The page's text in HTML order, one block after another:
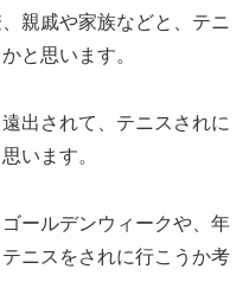
親戚や家族などと、テニ
と思います。
出されて、テニスされに
います。
ールデンウィークや、年
ニスをされに行こうか考